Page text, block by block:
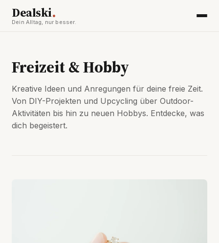
Dealski.
Dein Alltag, nur besser.
Freizeit & Hobby
Kreative Ideen und Anregungen für deine freie Zeit.
Von DIY-Projekten und Upcycling über Outdoor-
Aktivitäten bis hin zu neuen Hobbys. Entdecke, was
dich begeistert.